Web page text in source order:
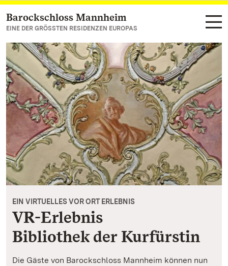
Zum Hauptinhalt springen
Barockschloss Mannheim
EINE DER GRÖSSTEN RESIDENZEN EUROPAS
EIN VIRTUELLES VOR ORT ERLEBNIS
VR-Erlebnis
Bibliothek der Kurfürstin
Die Gäste von Barockschloss Mannheim können nun